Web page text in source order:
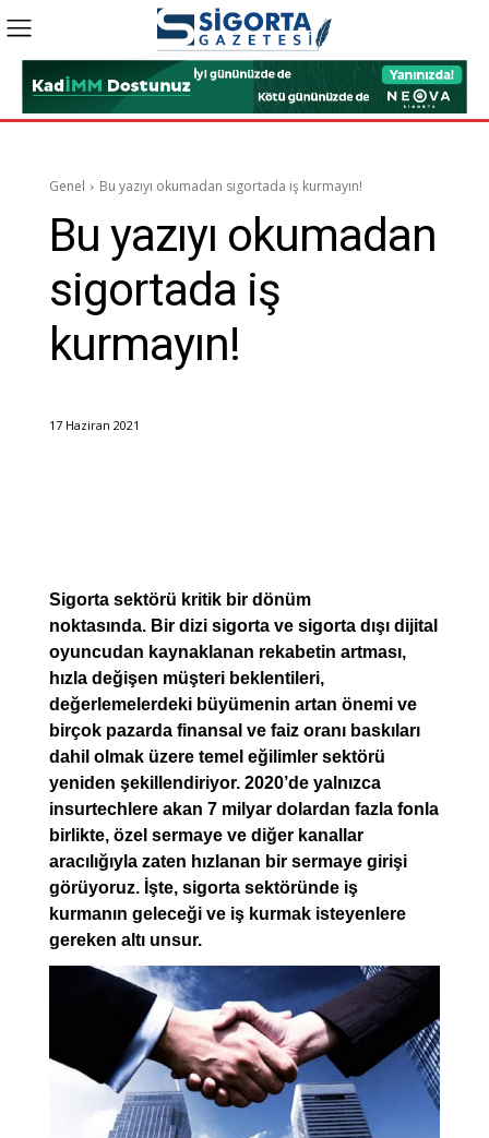
Genel Bu yazıyı okumadan sigortada iş kurmayın!
Bu yazıyı okumadan
sigortada iş
kurmayın!
17 Haziran 2021
Sigorta sektörü kritik bir dönüm
noktasında. Bir dizi sigorta ve sigorta dışı dijital
oyuncudan kaynaklanan rekabetin artması,
hızla değişen müşteri beklentileri,
değerlemelerdeki büyümenin artan önemi ve
birçok pazarda finansal ve faiz oranı baskıları
dahil olmak üzere temel eğilimler sektörü
yeniden şekillendiriyor. 2020’de yalnızca
insurtechlere akan 7 milyar dolardan fazla fonla
birlikte, özel sermaye ve diğer kanallar
aracılığıyla zaten hızlanan bir sermaye girişi
görüyoruz. İşte, sigorta sektöründe iş
kurmanın geleceği ve iş kurmak isteyenlere
gereken altı unsur.